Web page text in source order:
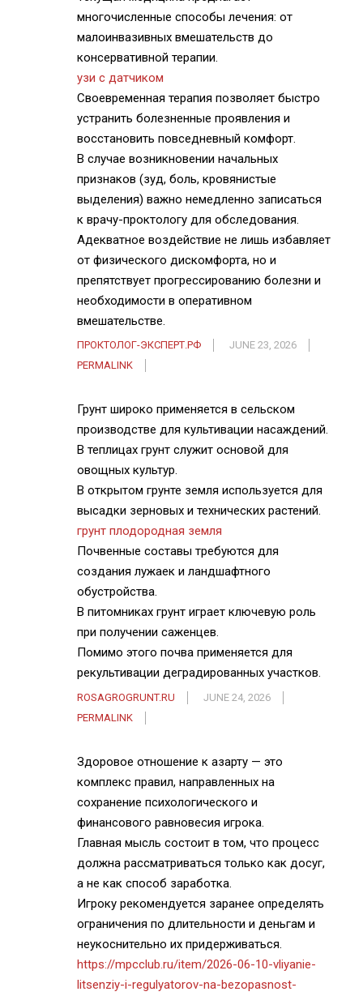
многочисленные способы лечения: от
малоинвазивных вмешательств до
консервативной терапии.
узи с датчиком
Своевременная терапия позволяет быстро
устранить болезненные проявления и
восстановить повседневный комфорт.
В случае возникновении начальных
признаков (зуд, боль, кровянистые
выделения) важно немедленно записаться
к врачу-проктологу для обследования.
Адекватное воздействие не лишь избавляет
от физического дискомфорта, но и
препятствует прогрессированию болезни и
необходимости в оперативном
вмешательстве.
ПРОКТОЛОГ-ЭКСПЕРТ.РФ
JUNE 23, 2026
PERMALINK
Грунт широко применяется в сельском
производстве для культивации насаждений.
В теплицах грунт служит основой для
овощных культур.
В открытом грунте земля используется для
высадки зерновых и технических растений.
грунт плодородная земля
Почвенные составы требуются для
создания лужаек и ландшафтного
обустройства.
В питомниках грунт играет ключевую роль
при получении саженцев.
Помимо этого почва применяется для
рекультивации деградированных участков.
ROSAGROGRUNT.RU
JUNE 24, 2026
PERMALINK
Здоровое отношение к азарту — это
комплекс правил, направленных на
сохранение психологического и
финансового равновесия игрока.
Главная мысль состоит в том, что процесс
должна рассматриваться только как досуг,
а не как способ заработка.
Игроку рекомендуется заранее определять
ограничения по длительности и деньгам и
неукоснительно их придерживаться.
https://mpcclub.ru/item/2026-06-10-vliyanie-
litsenziy-i-regulyatorov-na-bezopasnost-